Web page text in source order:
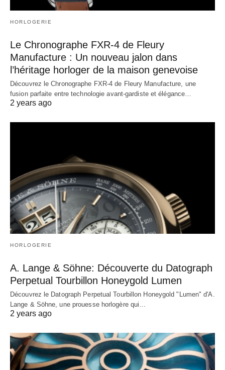
HORLOGERIE
Le Chronographe FXR-4 de Fleury
Manufacture : Un nouveau jalon dans
l’héritage horloger de la maison genevoise
Découvrez le Chronographe FXR-4 de Fleury Manufacture, une
fusion parfaite entre technologie avant-gardiste et élégance…
2 years ago
HORLOGERIE
A. Lange & Söhne: Découverte du Datograph
Perpetual Tourbillon Honeygold Lumen
Découvrez le Datograph Perpetual Tourbillon Honeygold "Lumen" d'A.
Lange & Söhne, une prouesse horlogère qui…
2 years ago